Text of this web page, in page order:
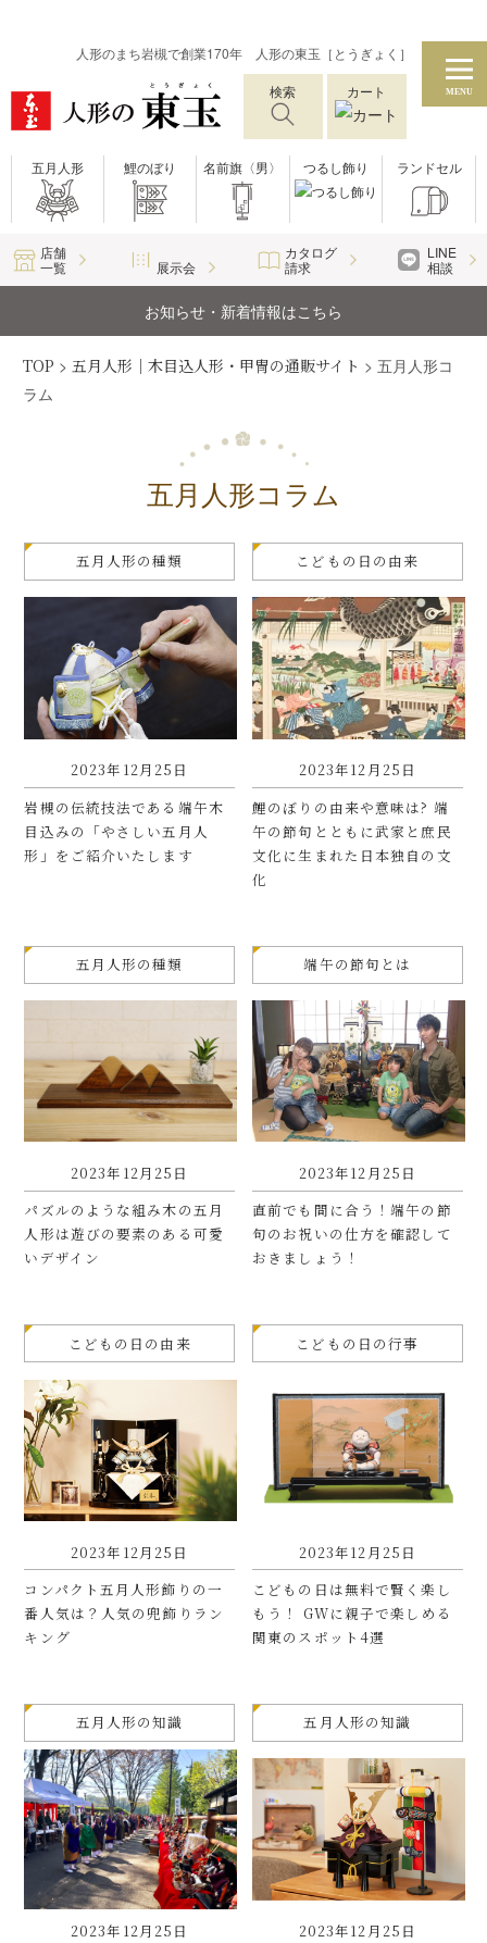
人形のまち岩槻で創業170年 人形の東玉［とうぎょく］
検索 カート MENU
五月人形 鯉のぼり 名前旗〈男〉 つるし飾り ランドセル
店舗
一覧
展示会
カタログ
請求
LINE
相談
お知らせ・新着情報はこちら
TOP > 五月人形｜木目込人形・甲冑の通販サイト > 五月人形コ
ラム
五月人形コラム
五月人形の種類
2023年12月25日
岩槻の伝統技法である端午木
目込みの「やさしい五月人
形」をご紹介いたします
こどもの日の由来
2023年12月25日
鯉のぼりの由来や意味は? 端
午の節句とともに武家と庶民
文化に生まれた日本独自の文
化
五月人形の種類
2023年12月25日
パズルのような組み木の五月
人形は遊びの要素のある可愛
いデザイン
端午の節句とは
2023年12月25日
直前でも間に合う！端午の節
句のお祝いの仕方を確認して
おきましょう！
こどもの日の由来
2023年12月25日
コンパクト五月人形飾りの一
番人気は？人気の兜飾りラン
キング
こどもの日の行事
2023年12月25日
こどもの日は無料で賢く楽し
もう！ GWに親子で楽しめる
関東のスポット4選
五月人形の知識
2023年12月25日
五月人形の知識
2023年12月25日